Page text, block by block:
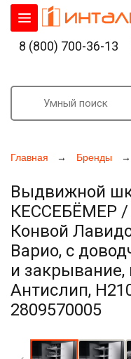
Главная Бренды
Выдвижной
КЕССЕБЁМЕР /
Конвой
Варио, с
и
Антислип,
2809570005
8 (800) 700-36-13